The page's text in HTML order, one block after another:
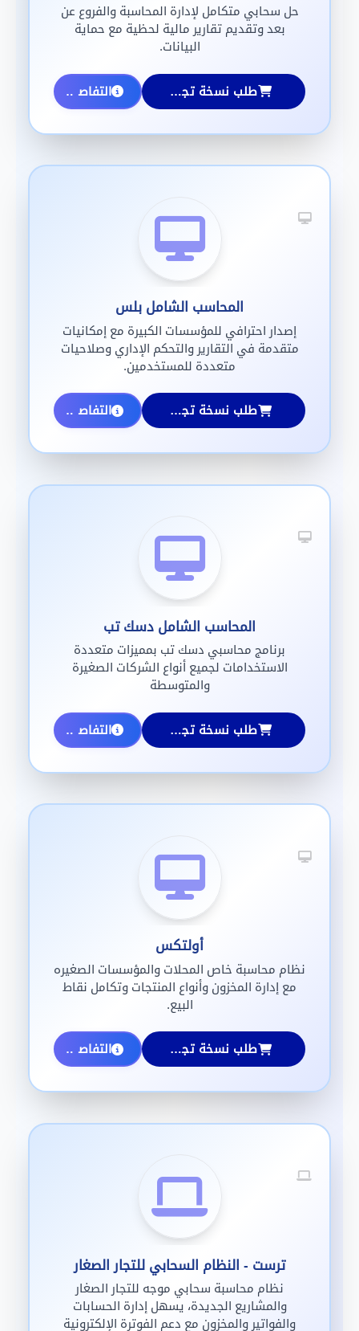
حل سحابي متكامل لإدارة المحاسبة والفروع عن
بعد وتقديم تقارير مالية لحظية مع حماية
البيانات.
طلب نسخة تجريبية التفاصيل
المحاسب الشامل بلس
إصدار احترافي للمؤسسات الكبيرة مع إمكانيات
متقدمة في التقارير والتحكم الإداري وصلاحيات
متعددة للمستخدمين.
طلب نسخة تجريبية التفاصيل
المحاسب الشامل دسك تب
برنامج محاسبي دسك تب بمميزات متعددة
الاستخدامات لجميع أنواع الشركات الصغيرة
والمتوسطة
طلب نسخة تجريبية التفاصيل
أولتكس
نظام محاسبة خاص المحلات والمؤسسات الصغيره
مع إدارة المخزون وأنواع المنتجات وتكامل نقاط
البيع.
طلب نسخة تجريبية التفاصيل
ترست - النظام السحابي للتجار الصغار
نظام محاسبة سحابي موجه للتجار الصغار
والمشاريع الجديدة، يسهل إدارة الحسابات
والفواتير والمخزون مع دعم الفوترة الإلكترونية